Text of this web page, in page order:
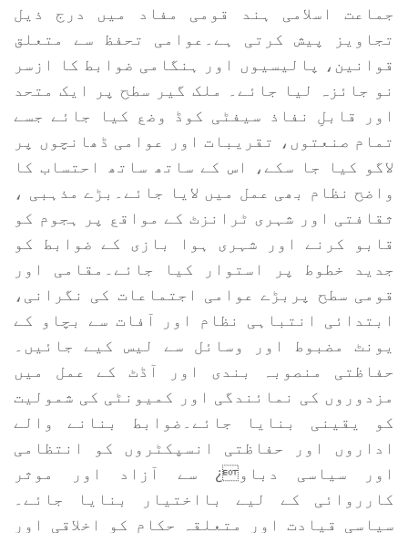
جماعت اسلامی ہند قومی مفاد میں درج ذیل
تجاویز پیش کرتی ہے۔عوامی تحفظ سے متعلق
قوانین، پالیسیوں اور ہنگامی ضوابط کا ازسر
نو جائزہ لیا جائے۔ ملک گیر سطح پر ایک متحد
اور قابلِ نفاذ سیفٹی کوڈ وضع کیا جائے جسے
تمام صنعتوں، تقریبات اور عوامی ڈھانچوں پر
لاگو کیا جا سکے، اس کے ساتھ ساتھ احتساب کا
واضح نظام بھی عمل میں لایا جائے۔بڑے مذہبی ،
ثقافتی اور شہری ٹرانزٹ کے مواقع پر ہجوم کو
قابو کرنے اور شہری ہوا بازی کے ضوابط کو
جدید خطوط پر استوار کیا جائے۔مقامی اور
قومی سطح پربڑے عوامی اجتماعات کی نگرانی،
ابتدائی انتباہی نظام اور آفات سے بچاو کے
یونٹ مضبوط اور وسائل سے لیس کیے جائیں۔
حفاظتی منصوبہ بندی اور آڈٹ کے عمل میں
مزدوروں کی نمائندگی اور کمیونٹی کی شمولیت
کو یقینی بنایا جائے۔ضوابط بنانے والے
اداروں اور حفاظتی انسپکٹروں کو انتظامی
اور سیاسی دباو¿ سے آزاد اور موثر
کارروائی کے لیے بااختیار بنایا جائے۔
سیاسی قیادت اور متعلقہ حکام کو اخلاقی اور